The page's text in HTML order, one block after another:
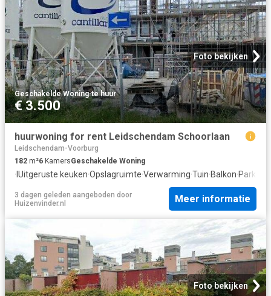
Foto bekijken
Geschakelde Woning·te huur
€ 3.500
huurwoning for rent Leidschendam Schoorlaan
Leidschendam-Voorburg
182 m²6 KamersGeschakelde Woning
· IUitgeruste keuken·Opslagruimte·Verwarming·Tuin·Balkon·
3 dagen geleden aangeboden door
Huizenvinder.nl
Meer informatie
Foto bekijken